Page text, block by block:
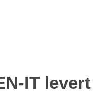
IT